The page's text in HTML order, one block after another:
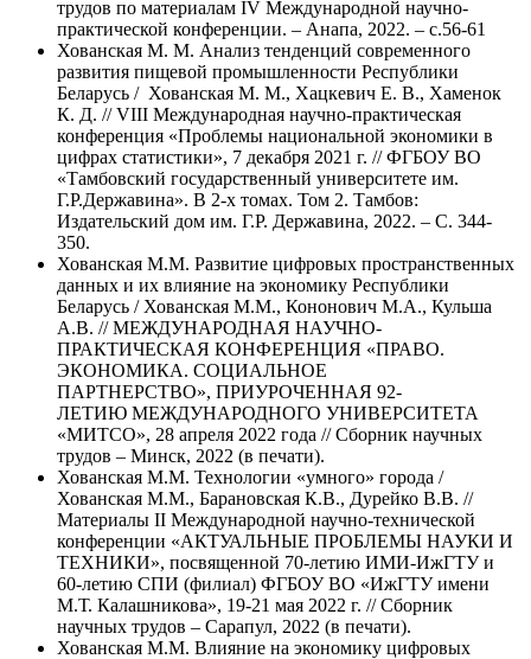
трудов по материалам IV Международной научно-
практической конференции. – Анапа, 2022. – с.56-61
Хованская М. М. Анализ тенденций современного
развития пищевой промышленности Республики
Беларусь / Хованская М. М., Хацкевич Е. В., Хаменок
К. Д. // VIII Международная научно-практическая
конференция «Проблемы национальной экономики в
цифрах статистики», 7 декабря 2021 г. // ФГБОУ ВО
«Тамбовский государственный университете им.
Г.Р.Державина». В 2-х томах. Том 2. Тамбов:
Издательский дом им. Г.Р. Державина, 2022. – С. 344-
350.
Хованская М.М. Развитие цифровых пространственных
данных и их влияние на экономику Республики
Беларусь / Хованская М.М., Кононович М.А., Кульша
А.В. // МЕЖДУНАРОДНАЯ НАУЧНО-
ПРАКТИЧЕСКАЯ КОНФЕРЕНЦИЯ «ПРАВО.
ЭКОНОМИКА. СОЦИАЛЬНОЕ
ПАРТНЕРСТВО», ПРИУРОЧЕННАЯ 92-
ЛЕТИЮ МЕЖДУНАРОДНОГО УНИВЕРСИТЕТА
«МИТСО», 28 апреля 2022 года // Сборник научных
трудов – Минск, 2022 (в печати).
Хованская М.М. Технологии «умного» города /
Хованская М.М., Барановская К.В., Дурейко В.В. //
Материалы II Международной научно-технической
конференции «АКТУАЛЬНЫЕ ПРОБЛЕМЫ НАУКИ И
ТЕХНИКИ», посвященной 70-летию ИМИ-ИжГТУ и
60-летию СПИ (филиал) ФГБОУ ВО «ИжГТУ имени
М.Т. Калашникова», 19-21 мая 2022 г. // Сборник
научных трудов – Сарапул, 2022 (в печати).
Хованская М.М. Влияние на экономику цифровых